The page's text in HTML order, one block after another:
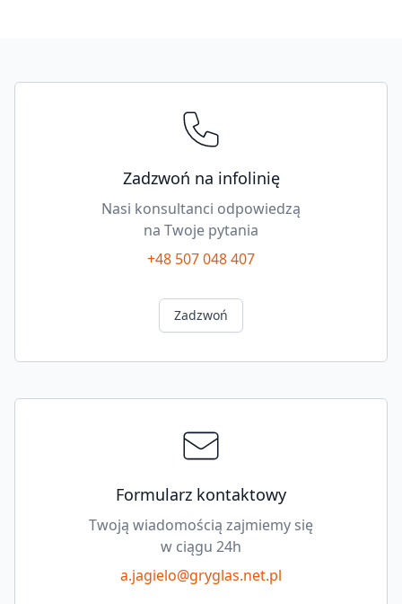
Zadzwoń na infolinię
Nasi konsultanci odpowiedzą
na Twoje pytania
+48 507 048 407
Zadzwoń
Formularz kontaktowy
Twoją wiadomością zajmiemy się
w ciągu 24h
a.jagielo@gryglas.net.pl